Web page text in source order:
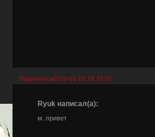
Поделиться2010-01-12 18:37:37
Ryuk написал(а):
м..привет